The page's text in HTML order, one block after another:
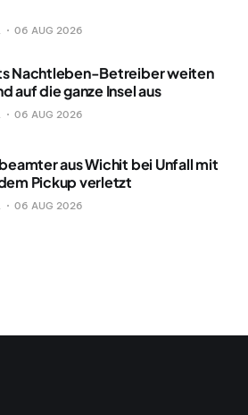
06 AUG 2026
Nachtleben-Betreiber weiten
auf die ganze Insel aus
06 AUG 2026
aus Wichit bei Unfall mit
Pickup verletzt
06 AUG 2026